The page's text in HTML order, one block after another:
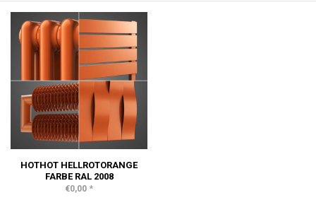
HOTHOT HELLROTORANGE
FARBE RAL 2008
€0,00 *